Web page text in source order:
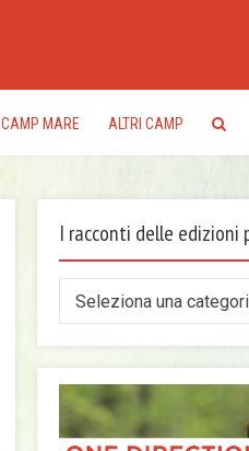
CAMP MARE ALTRI CAMP
I racconti delle edizioni
delle
edizioni
precedenti